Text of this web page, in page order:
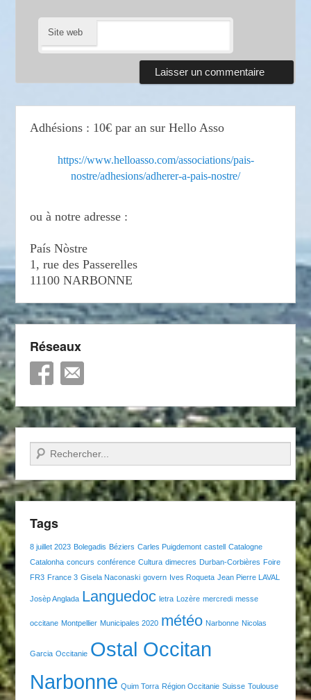
Site web
Adhésions : 10€ par an sur Hello Asso
https://www.helloasso.com/associations/pais-
nostre/adhesions/adherer-a-pais-nostre/
ou à notre adresse :
País Nòstre
1, rue des Passerelles
11100 NARBONNE
Réseaux
Recherche
Tags
8 juillet 2023 Bolegadis Béziers Carles Puigdemont castell Catalogne
Catalonha concurs conférence Cultura dimecres Durban-Corbières Foire
FR3 France 3 Gisela Naconaski govern Ives Roqueta Jean Pierre LAVAL
Josèp Anglada Languedoc letra Lozère mercredi messe
occitane Montpellier Municipales 2020 météo Narbonne Nicolas
Garcia Occitanie Ostal Occitan
Narbonne Quim Torra Région Occitanie Suisse Toulouse